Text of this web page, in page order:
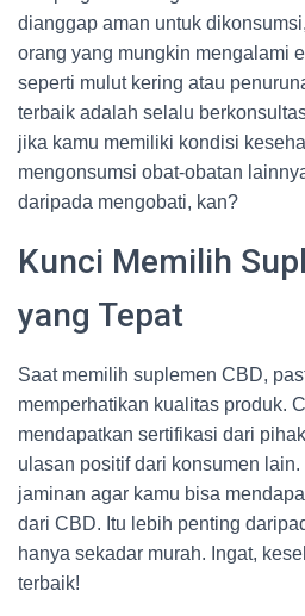
dianggap aman untuk
orang yang mungkin mengalami
seperti mulut kering atau
terbaik adalah selalu
jika kamu memiliki kondisi
mengonsumsi obat-obatan
daripada mengobati, kan?
Kunci Memilih
yang Tepat
Saat memilih suplemen CBD,
memperhatikan kualitas produk.
mendapatkan sertifikasi dari
ulasan positif dari konsumen
jaminan agar kamu bisa
dari CBD. Itu lebih penting
hanya sekadar murah. Ingat,
terbaik!